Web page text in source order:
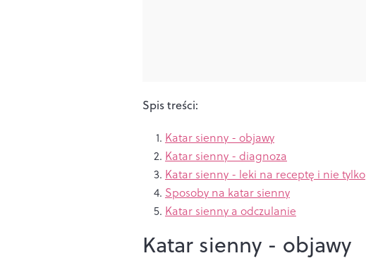
Spis treści:
Katar sienny - objawy
Katar sienny - diagnoza
Katar sienny - leki na receptę i nie tylko
Sposoby na katar sienny
Katar sienny a odczulanie
Katar sienny - objawy